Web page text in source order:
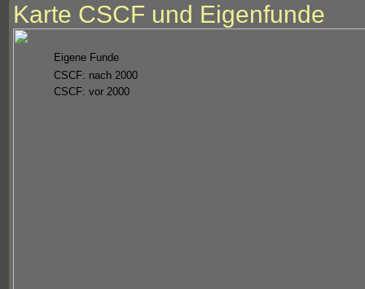
Karte CSCF und Eigenfunde
Eigene Funde
CSCF: nach 2000
CSCF: vor 2000